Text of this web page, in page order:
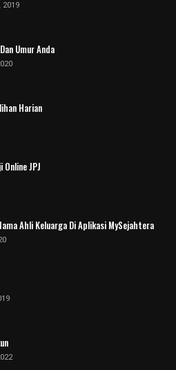
2019
Umur Anda
Harian
JPJ
Ahli Keluarga Di Aplikasi MySejahtera